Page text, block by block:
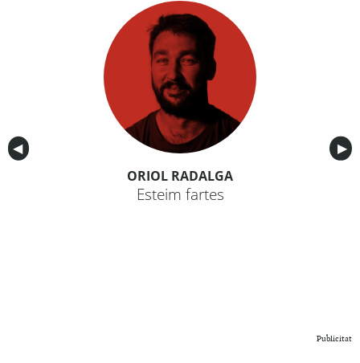
Anterior
◀︎ ▶︎
ORIOL RADALGA
Esteim fartes
Publicitat